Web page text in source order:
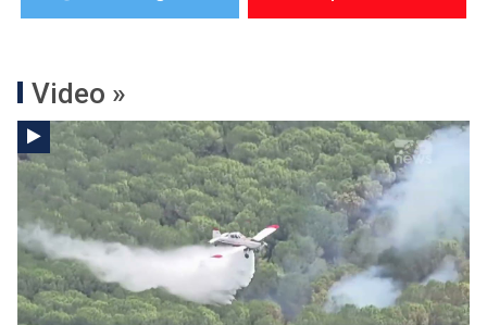
Video »